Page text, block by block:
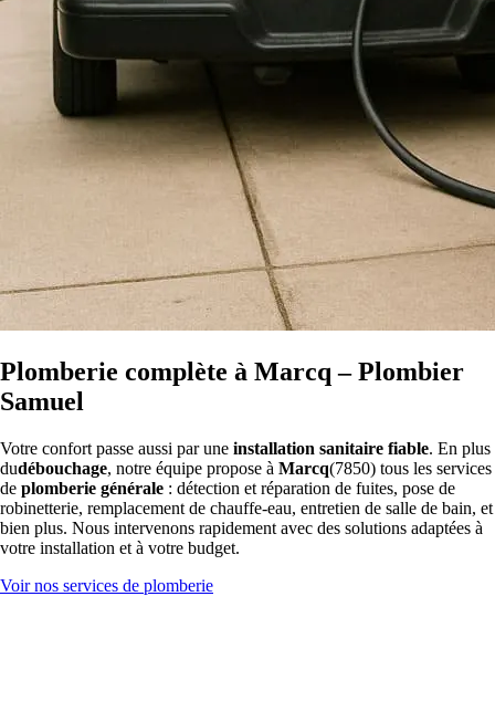
Plomberie complète à Marcq – Plombier
Samuel
Votre confort passe aussi par une installation sanitaire fiable. En plus
dudébouchage, notre équipe propose à Marcq(7850) tous les services
de plomberie générale : détection et réparation de fuites, pose de
robinetterie, remplacement de chauffe-eau, entretien de salle de bain, et
bien plus. Nous intervenons rapidement avec des solutions adaptées à
votre installation et à votre budget.
Voir nos services de plomberie